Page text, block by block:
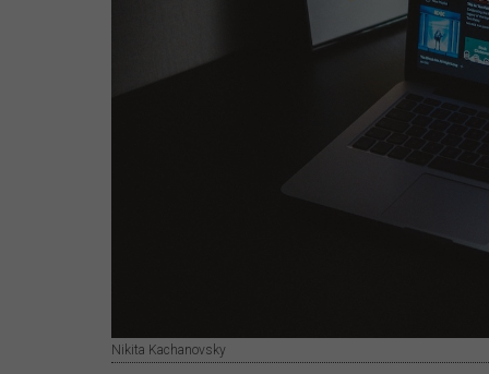
Nikita Kachanovsky